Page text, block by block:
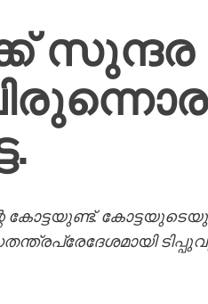
സുന്ദര
കോട്ടയുണ്ട്.